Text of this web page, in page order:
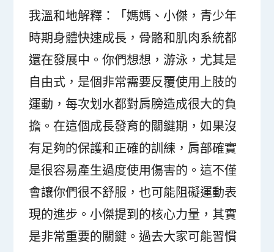
我溫和地解釋：「媽媽、小傑，青少年
時期身體快速成長，骨骼和肌肉系統都
還在發展中。你們想想，游泳，尤其是
自由式，是個非常需要反覆使用上肢的
運動，每次划水都對肩膀造成很大的負
擔。在這個成長發育的關鍵期，如果沒
有足夠的保護和正確的訓練，肩部確實
是很容易產生過度使用傷害的。這不僅
會讓你們很不舒服，也可能阻礙運動表
現的進步。小傑提到的核心力量，其實
是非常重要的關鍵。過去大家可能習慣